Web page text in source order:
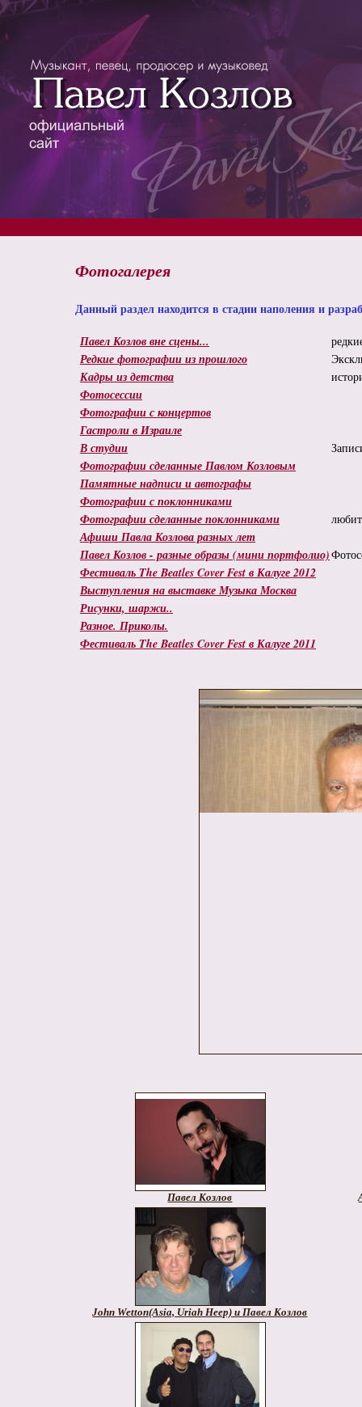
Фотогалерея
Данный раздел находится в стадии наполения и
Павел Козлов вне сцены...
Редкие фотографии из прошлого
Кадры из детства
Фотосессии
Фотографии с концертов
Гастроли в Израиле
В студии
Фотографии сделанные Павлом Козловым
Памятные надписи и автографы
Фотографии с поклонниками
Фотографии сделанные поклонниками
Афиши Павла Козлова разных лет
Павел Козлов - разные образы (мини портфолио)
Фестиваль The Beatles Cover Fest в Калуге 2012
Выступления на выставке Музыка Москва
Рисунки, шаржи..
Разное. Приколы.
Фестиваль The Beatles Cover Fest в Калуге 2011
Павел Козлов
John Wetton(Asia, Uriah Heep) и Павел Козлов